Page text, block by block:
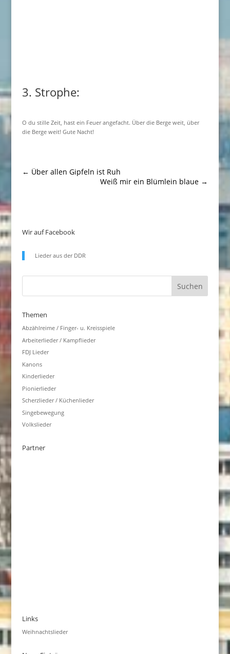
3. Strophe:
O du stille Zeit, hast ein Feuer angefacht. Über die Berge weit, über
die Berge weit! Gute Nacht!
← Über allen Gipfeln ist Ruh
Weiß mir ein Blümlein blaue →
Wir auf Facebook
Lieder aus der DDR
Themen
Abzählreime / Finger- u. Kreisspiele
Arbeiterlieder / Kampflieder
FDJ Lieder
Kanons
Kinderlieder
Pionierlieder
Scherzlieder / Küchenlieder
Singebewegung
Volkslieder
Partner
Links
Weihnachtslieder